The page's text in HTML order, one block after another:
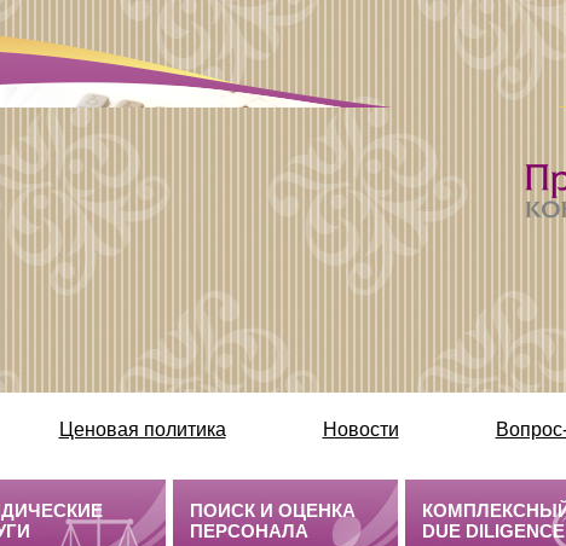
Ценовая политика Новости
Бухгалтерские услуги /полезная информация
ПОИСК И ОЦЕНКА
ПЕРСОНАЛА
DUE DILIGENCE